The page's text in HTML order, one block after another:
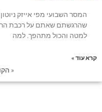
שהרגשתם שאתם על רכבת
למטה והכול מתהפך. למה
קרא עוד »
«